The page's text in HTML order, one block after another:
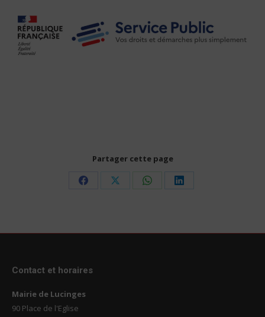
Partager cette page
Share
Share
Share
Share
Contact et horaires
Mairie de Lucinges
90 Place de l'Eglise